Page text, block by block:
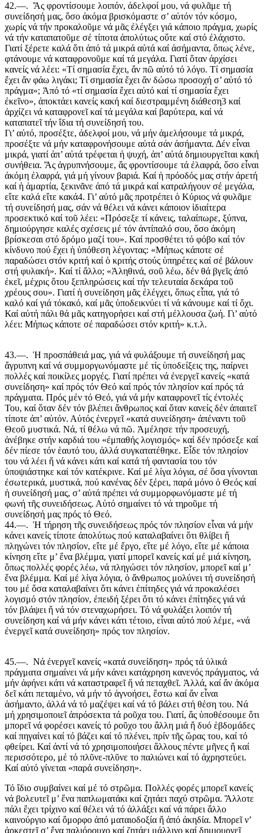
42.—. Ἄς φροντίσουμε λοιπόν, ἀδελφοί μου, νά φυλᾶμε τή
συνείδησή μας, ὅσο ἀκόμα βρισκόμαστε σ’ αὐτόν τόν κόσμο,
χωρίς νά τήν προκαλοῦμε νά μᾶς ἐλέγξει γιά κάποιο πράγμα, χωρίς
νά τήν καταπατοῦμε σέ τίποτα ἀπολύτως οὔτε καί στό ἐλάχιστο.
Γιατί ξέρετε καλά ὅτι ἀπό τά μικρά αὐτά καί ἀσήμαντα, ὅπως λένε,
φτάνουμε νά καταφρονοῦμε καί τά μεγάλα. Γιατί ὅταν ἀρχίσει
κανείς νά λέει: «Τί σημασία ἔχει, ἄν πῶ αὐτό τό λόγο. Τί σημασία
ἔχει ἄν φάω λιγάκι; Τί σημασία ἔχει ἄν δώσω προσοχή σ’ αὐτό τό
πράγμα»; Ἀπό τό «τί σημασία ἔχει αὐτό καί τί σημασία ἔχει
ἐκεῖνο», ἀποκτάει κανείς κακή καί διεστραμμένη διάθεση3 καί
ἀρχίζει νά καταφρονεῖ καί τά μεγάλα καί βαρύτερα, καί νά
καταπατεῖ τήν ἴδια τή συνείδησή του.
Γι’ αὐτό, προσέξτε, ἀδελφοί μου, νά μήν ἀμελήσουμε τά μικρά,
προσέξτε νά μήν καταφρονήσουμε αὐτά σάν ἀσήμαντα. Δέν εἶναι
μικρά, γιατί ἀπ’ αὐτά τρέφεται ἡ ψυχή, ἀπ’ αὐτά δημιουργεῖται κακή
συνήθεια. Ἄς ἀγρυπνήσουμε, ἄς φροντίσουμε τά ἐλαφρά, ὅσο εἶναι
ἀκόμη ἐλαφρά, γιά μή γίνουν βαριά. Καί ἡ πρόοδός μας στήν ἀρετή
καί ἡ ἁμαρτία, ξεκινᾶνε ἀπό τά μικρά καί κατραλήγουν σέ μεγάλα,
εἴτε καλά εἴτε κακά4. Γι’ αὐτό μᾶς προτρέπει ὁ Κύριος νά φυλᾶμε
τή συνείδησή μας, σάν νά θέλει νά κάνει κάποιον ἰδιαίτερα
προσεκτικό καί τοῦ λέει: «Πρόσεξε τί κάνεις, ταλαίπωρε, ξύπνα,
δημιούργησε καλές σχέσεις μέ τόν ἀντίπαλό σου, ὅσο ἀκόμη
βρίσκεσαι στό δρόμο μαζί του». Καί προσθέτει τό φόβο καί τόν
κίνδυνο πού ἔχει ἡ ὑπόθεση λέγοντας: «Μήπως κάποτε σέ
παραδώσει στόν κριτή καί ὁ κριτής στούς ὑπηρέτες καί σέ βάλουν
στή φυλακή». Καί τί ἄλλο; «Ἀληθινά, σοῦ λέω, δέν θά βγεῖς ἀπό
ἐκεῖ, μέχρις ὄτου ξεπληρώσεις καί τήν τελευταία δεκάρα τοῦ
χρέους σου». Γιατί ἡ συνείδηση μᾶς ἐλέγχει, ὅπως εἶπα, γιά τό
καλό καί γιά τόκακό, καί μᾶς ὑποδεικνύει τί νά κάνουμε καί τί ὄχι.
Καί αὐτή πάλι θά μᾶς κατηγορήσει καί στή μέλλουσα ζωή. Γι’ αὐτό
λέει: Μήπως κάποτε σέ παραδώσει στόν κριτή» κ.τ.λ.
43.—. Ἡ προσπάθειά μας, γιά νά φυλάξουμε τή συνείδησή μας
ἄγρυπνη καί νά συμμοργωνόμαστε μέ τίς ὑποδείξεις της, παίρνει
πολλές καί ποικίλες μοργές. Γιατί πρέπει νά ἐνεργεῖ κανείς «κατά
συνείδηση» καί πρός τόν Θεό καί πρός τόν πλησίον καί πρός τά
πράγματα. Πρός μέν τό Θεό, γιά νά μήν καταφρονεῖ τίς ἐντολές
Του, καί ὅταν δέν τόν βλέπει ἄνθρωπος καί ὅταν κανείς δέν ἀπαιτεῖ
τίποτε ἀπ’ αὐτόν. Αὐτός ἐνεργεῖ «κατά συνείδηση» ἀπέναντι τοῦ
Θεοῦ μυστικά. Νά, τί θέλω νά πῶ. Ἀμέλησε τήν προσευχή,
ἀνέβηκε στήν καρδιά του «ἐμπαθής λογισμός» καί δέν πρόσεξε καί
δέν πίεσε τόν ἑαυτό του, ἀλλά συγκατατέθηκε. Εἶδε τόν πλησίον
του νά λέει ἤ νά κάνει κάτι καί κατά τή φαντασία του τόν
ὑποψιάστηκε καί τόν κατέκρινε. Καί μέ λίγα λόγια, σέ ὅσα γίνονται
ἐσωτερικά, μυστικά, πού κανένας δέν ξέρει, παρά μόνο ὁ Θεός καί
ἡ συνείδησή μας, σ’ αὐτά πρέπει νά συμμορφωνόμαστε μέ τή
φωνή τῆς συνειδήσεως. Αὐτό σημαίνει τό νά τηροῦμε τή
συνείδησή μας πρός τό Θεό.
44.—. Ἡ τήρηση τῆς συνειδήσεως πρός τόν πλησίον εἶναι νά μήν
κάνει κανείς τίποτε ἀπολύτως πού καταλαβαίνει ὅτι θλίβει ἤ
πληγώνει τόν πλησίον, εἴτε μέ ἔργο, εἴτε μέ λόγο, εἴτε μέ κάποια
κίνηση εἴτε μ’ ἕνα βλέμμα, γιατί μπορεῖ κανείς καί μέ μιά κίνηση,
ὅπως πολλές φορές λέω, νά πληγώσει τόν πλησίον, μπορεῖ καί μ’
ἕνα βλέμμα. Καί μέ λίγα λόγια, ὁ ἄνθρωπος μολύνει τή συνείδησή
του μέ ὅσα καταλαβαίνει ὅτι κάνει ἐπίτηδες γιά νά προκαλέσει
λογισμό στόν πλησίον, ἐπειδή ξέρει ὅτι τό κάνει ἐπίτηδες γιά νά
τόν βλάψει ἤ νά τόν στεναχωρήσει. Τό νά φυλάξει λοιπόν τή
συνείδηση καί νά μήν κάνει κάτι τέτοιο, εἶναι αὐτό πού λέμε, «νά
ἐνεργεῖ κατά συνείδηση» πρός τον πλησίον.
45.—. Νά ἐνεργεῖ κανείς «κατά συνείδηση» πρός τά ὑλικά
πράγματα σημαίνει νά μήν κάνει κατάχρηση κανενός πράγματος, νά
μήν ἀφήνει κάτι νά καταστραφεῖ ἤ νά πεταχθεῖ. Ἀλλά, καί ἄν ἀκόμα
δεῖ κάτι πεταμένο, νά μήν τό ἀγνοήσει, ἔστω καί ἄν εἶναι
ἀσήμαντο, ἀλλά νά τό μαζέψει καί νά τό βάλει στή θέση του. Νά
μή χρησιμοποιεῖ ἀπρόσεκτα τά ροῦχα του. Γιατί, ἄς ὑποθέσουμε ὅτι
μπορεῖ νά φορέσει κανείς τό ροῦχο του ἄλλη μιά ἤ δυό ἑβδομάδες
καί πηγαίνει καί τό βάζει καί τό πλένει, πρίν τῆς ὥρας του, καί τό
φθείρει. Καί ἀντί νά τό χρησιμοποιήσει ἄλλους πέντε μῆνες ἤ καί
περισσότερο, μέ τό πλῦνε-πλῦνε το παλιώνει καί τό ἀχρηστεύει.
Καί αὐτό γίνεται «παρά συνείδηση».
Τό ἴδιο συμβαίνει καί μέ τό στρῶμα. Πολλές φορές μπορεῖ κανείς
νά βολευτεῖ μ’ ἕνα παπλωματάκι καί ζητάει παχύ στρῶμα. Ἄλλοτε
πάλι ἔχει τρίχινο καί θέλει νά τό ἀλλάξει καί νά πάρει ἄλλο
καινούργιο καί ὄμορφο ἀπό ματαιοδοξία ἤ ἀπό ἀκηδία. Μπορεῖ ν’
ἀρκεστεῖ σ’ ἕνα παλιόρουχο καί ζητάει μάλλινο καί δημιουργεῖ